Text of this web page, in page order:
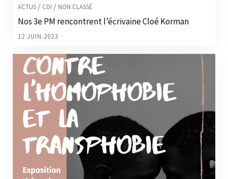
ACTUS / CDI / NON CLASSÉ
Nos 3e PM rencontrent l’écrivaine Cloé Korman
12 JUIN 2023